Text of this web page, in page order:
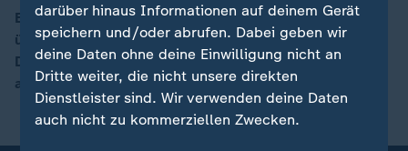
00:16
Ein Hauch Traurigkeit und Abschiedsschmerz liegen
über dem verlassenen DFB-Quartier in Winston-Salem.
Die DFB-Delegation ist nach dem frühzeitigen WM-Aus
abgereist.
darüber hinaus Informationen auf deinem Gerät
speichern und/oder abrufen. Dabei geben wir
deine Daten ohne deine Einwilligung nicht an
Dritte weiter, die nicht unsere direkten
Dienstleister sind. Wir verwenden deine Daten
auch nicht zu kommerziellen Zwecken.